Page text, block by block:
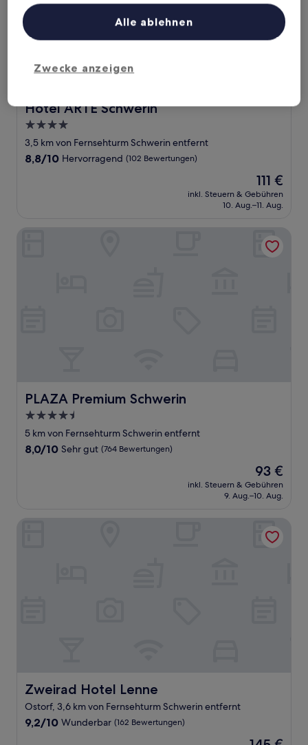
Hotel ARTE Schwerin
Hotel ARTE Schwerin
4.0-
Sterne-
Unterkunft
3,5 km von Fernsehturm Schwerin entfernt
8.8
8,8/10 Hervorragend (102 Bewertungen)
Der
Preis
beträgt
111 €
inkl. Steuern & Gebühren
10. Aug.–11. Aug.
PLAZA Premium Schwerin
PLAZA Premium Schwerin
4.5-
Sterne-
Unterkunft
5 km von Fernsehturm Schwerin entfernt
8.0
Bewertungen)
8,0/10 Sehr gut (764 Bewertungen)
Der
Preis
beträgt
93 €
inkl. Steuern & Gebühren
9. Aug.–10. Aug.
Zweirad Hotel Lenne
Zweirad Hotel Lenne
Ostorf, 3,6 km von Fernsehturm Schwerin entfernt
9.2
9,2/10 Wunderbar (162 Bewertungen)
Der
Zwecke anzeigen
Alle ablehnen